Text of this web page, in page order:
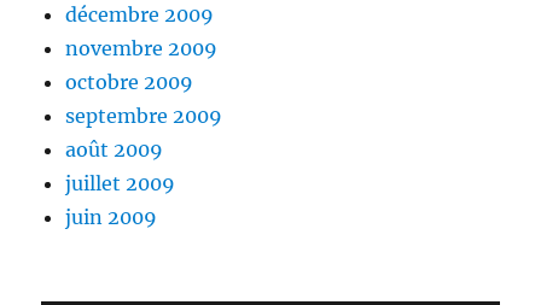
décembre 2009
novembre 2009
octobre 2009
septembre 2009
août 2009
juillet 2009
juin 2009